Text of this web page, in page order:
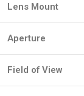
Lens Mount
Aperture
Field of View